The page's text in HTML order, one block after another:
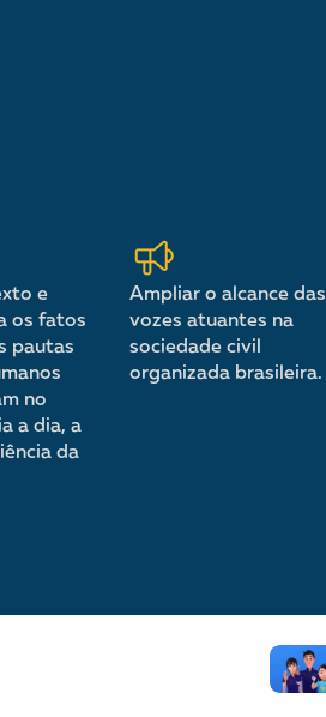
e
os fatos
pautas
no
a dia, a
da
Ampliar o alcance das
vozes atuantes na
sociedade civil
organizada brasileira.